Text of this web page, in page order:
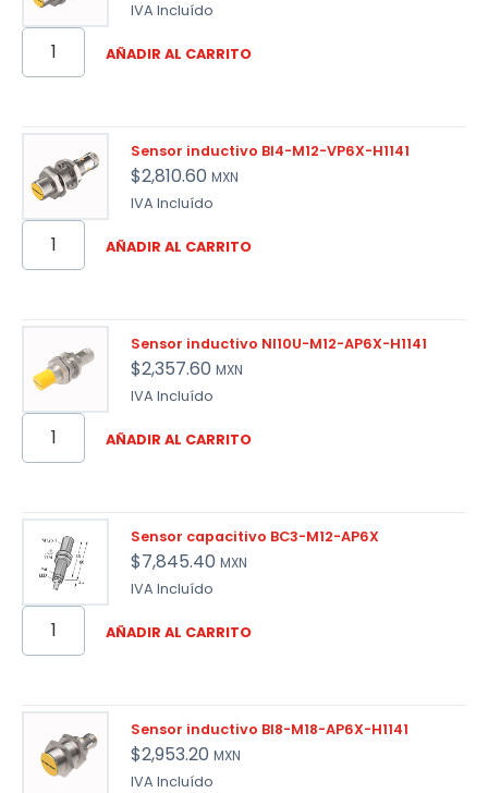
IVA Incluído
AÑADIR AL CARRITO
Sensor inductivo BI4-M12-VP6X-H1141
$2,810.60 MXN
IVA Incluído
AÑADIR AL CARRITO
Sensor inductivo NI10U-M12-AP6X-H1141
$2,357.60 MXN
IVA Incluído
AÑADIR AL CARRITO
Sensor capacitivo BC3-M12-AP6X
$7,845.40 MXN
IVA Incluído
AÑADIR AL CARRITO
Sensor inductivo BI8-M18-AP6X-H1141
$2,953.20 MXN
IVA Incluído